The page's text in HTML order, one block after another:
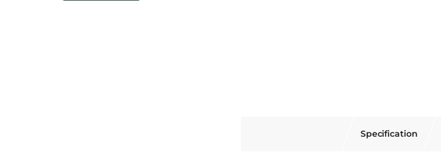
Specification